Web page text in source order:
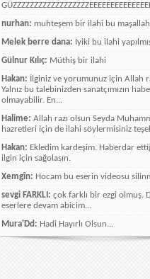
nurhan: muhteşem bir ilahi bu maşallah
Melek berre dana: İyiki bu ilahi
Gülnur Kılıç: Müthiş bir ilahi
Hakan: İlginiz ve yorumunuz için Allah
Yalnız bu talebinizden sanatçımızın
olmayabilir. En...
Halime: Allah razı olsun Seyda
hazretleri için de ilahi söylermisiniz
Hakan: Ekledim kardeşim. Haberdar
ilgin için sağolasın.
Xemgîn: Hocam bu eserin videosu
sevgi FARKLI: çok farklı bir ezgi olmuş.
eserlere devam abicim...
Mura'Dd: Hadi Hayırlı Olsun...